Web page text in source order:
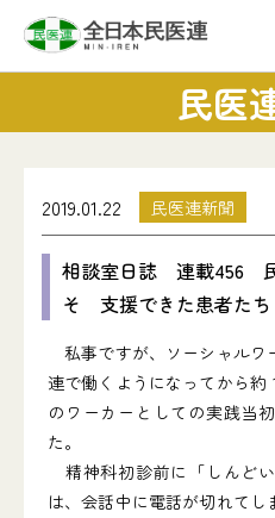
民医
2019.01.22 民医連新聞
相談室日誌 連載456
そ 支援できた患者たち
私事ですが、ソーシャルワ
連で働くようになってから
のワーカーとしての実践当
た。
精神科初診前に「しんど
は、会話中に電話が切れて